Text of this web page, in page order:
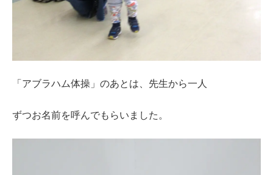
「アブラハム体操」のあとは、先生から一人
ずつお名前を呼んでもらいました。